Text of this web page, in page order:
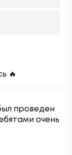
🔥
проведен
очень